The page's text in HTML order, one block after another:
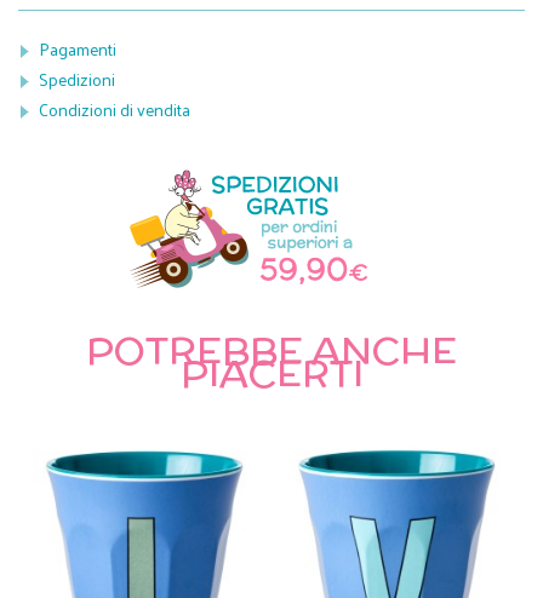
Pagamenti
Spedizioni
Condizioni di vendita
POTREBBE ANCHE
PIACERTI